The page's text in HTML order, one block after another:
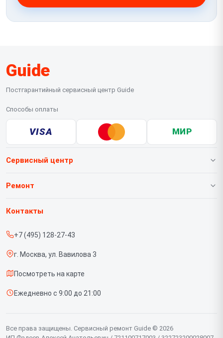
Guide
Постгарантийный сервисный центр Guide
Способы оплаты
VISA МИР
Сервисный центр
О нашем сервисе
Срочный ремонт
Доставка и способы оплаты
Диагностика
Контакты
Ремонт
Тепловизионных насадок
Контакты
+7 (495) 128-27-43
г. Москва, ул. Вавилова 3
Посмотреть на карте
Ежедневно с 9:00 до 21:00
Все права защищены. Сервисный ремонт Guide © 2026